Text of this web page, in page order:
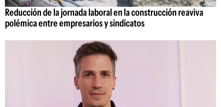
Reducción de la jornada laboral en la construcción reaviva
polémica entre empresarios y sindicatos